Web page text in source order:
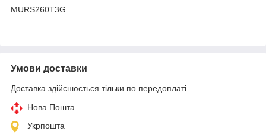
MURS260T3G
Умови доставки
Доставка здійснюється тільки по передоплаті.
Нова Пошта
Укрпошта